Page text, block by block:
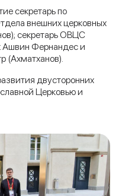
секретарь по
внешних церковных
секретарь ОВЦС
Ашвин Фернандес и
(Ахматханов).
двусторонних
Церковью и